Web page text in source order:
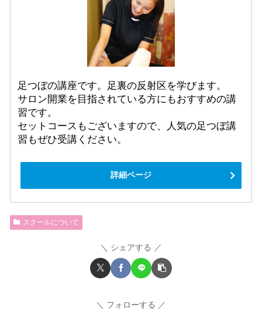
足つぼの講座です。足裏の反射区を学びます。
サロン開業を目指されている方にもおすすめの講
習です。
セットコースもございますので、人気の足つぼ講
習もぜひ受講ください。
詳細ページ
スクールについて
シェアする
フォローする